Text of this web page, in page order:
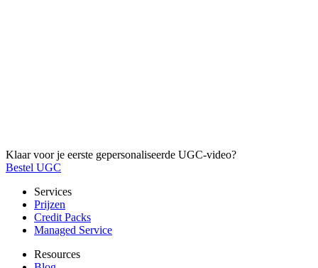
Klaar voor je eerste gepersonaliseerde UGC-video?
Bestel UGC
Services
Prijzen
Credit Packs
Managed Service
Resources